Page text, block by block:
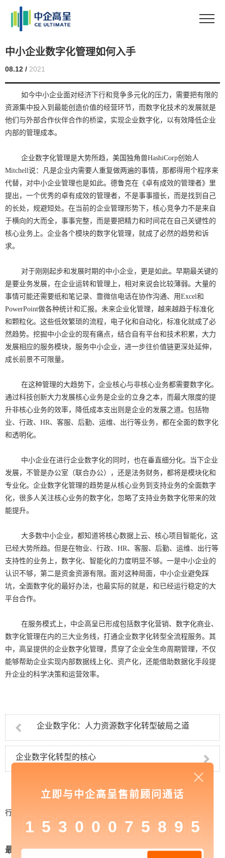
中小企业数字化管理如何入手
08.12 / 2021
如今中小企业面对经济下行和竞争多元化的压力，需要把有限的
资源集中投入到最能创造价值的经营环节，而数字化技术的发展就是
他们与外部合作伙伴合作的桥梁，实现企业数字化，以有效降低企业
内部的管理成本。
企业数字化管理是大势所趋，美国独角兽HashiCorp创始人
Mitchell说：凡是企业内需要人重复做两遍的事情，那都得用个程序来
代替，对中小企业管理也是如此。德鲁克在《卓有成效的管理者》里
提出，一个优秀的卓有成效的管理者，不是事事擅长，而是找到自己
的长处，规避短处。在当前的企业管理形势下，核心竞争力不是来自
于横向的大而全，事事完整，而是要把精力和时间花在自己关键性的
核心业务上。企业各个模块的数字化管理，就成了必然的趋势和诉
求。
对于刚刚起步和发展时期的中小企业，更是如此。早期最关键的
是要业务发展，在企业运转和管理上，相对来说会比较薄弱。大量的
事情可能还需要纸和笔记录、靠微信电话在协作沟通、用Excel和
PowerPoint做各种统计和汇报。未来企业化管理，越来越趋于标准化
和颗粒化。这些低效繁琐的流程，电子化和自动化，标准化就成了必
然趋势。挖掘中小企业的现有痛点，结合自有平台和技术积累，大力
发展相应的服务模块，服务中小企业，进一步往价值链更深处延伸，
成长前景不可限量。
在这种管理的大趋势下，企业核心与非核心业务都需要数字化。
通过科技创新大力发展核心业务是企业的立身之本，而最大限度的提
升非核心业务的效率，降低成本支出则是企业的发展之道。包括物
业、行政、HR、客服、后勤、运维、出行等业务，都在全面的数字化
和透明化。
中小企业在进行企业数字化的同时，也在垂直细分化。当下企业
发展，不管是办公室（联合办公），还是法务财务，都将是模块化和
专业化。企业数字化管理的趋势是从核心业务到支持业务的全面数字
化，很多人关注核心业务的数字化，忽略了支持业务数字化带来的效
能提升。
大多数中小企业，都知道将核心数据上云、核心项目智能化，这
已经大势所趋。但是在物业、行政、HR、客服、后勤、运维、出行等
支持性的业务上，数字化、智能化的力度明显不够。一是中小企业的
认识不够，第二是资金资源有限。面对这种局面，中小企业避免踩
坑，全面数字化的最好办法，也最实际的就是，和已经运行稳定的大
平台合作。
在服务模式上，中企高呈已形成包括数字化营销、数字化商业、
数字化管理在内的三大业务线，打通企业数字化转型全流程服务。其
中，高呈提供的企业数字化管理，贯穿了企业全生命周期管理，不仅
能够帮助企业实现内部数据线上化、资产化，还能借助数据化手段提
升企业的科学决策和运营效率。
企业数字化：人力资源数字化转型破局之道
企业数字化转型的核心
行业资讯
最新新闻
立即与中企高呈售前顾问通话
1 5 3 0 0 0 7 5 8 9 5